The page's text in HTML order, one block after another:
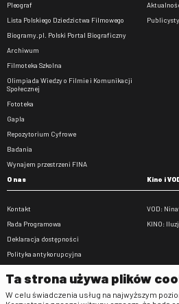
Pleograf
Lista Polskiego Dziedzictwa Filmowego
Biogramy.pl. Polski Portal Biograficzny
Archiwum
Filmoteka Szkolna
Olimpiada Wiedzy o Filmie i Komunikacji
Społecznej
Fototeka
Gapla
Repozytorium Cyfrowe
Badania
Wynajem przestrzeni FINA
O nas
Kontakt
Rada Programowa
Deklaracja dostępności
Polityka antykorupcyjna
Zamówienia publiczne
Praca w FINA
Kino i
VOD:
KINO:
Ta strona używa plików
W celu świadczenia usług na najwyższym